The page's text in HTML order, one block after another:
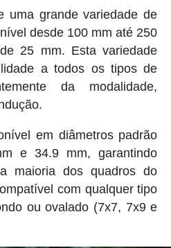
uma grande variedade de
desde 100 mm até 250
25 mm. Esta variedade
a todos os tipos de
da modalidade,
em diâmetros padrão
e 34.9 mm, garantindo
maioria dos quadros do
com qualquer tipo
ou ovalado (7x7, 7x9 e